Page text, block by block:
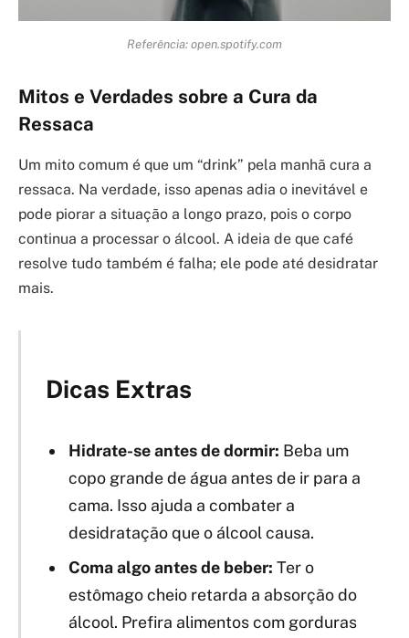
Referência: open.spotify.com
Mitos e Verdades sobre a Cura da
Ressaca
Um mito comum é que um “drink” pela manhã cura a
ressaca. Na verdade, isso apenas adia o inevitável e
pode piorar a situação a longo prazo, pois o corpo
continua a processar o álcool. A ideia de que café
resolve tudo também é falha; ele pode até desidratar
mais.
Dicas Extras
Hidrate-se antes de dormir: Beba um
copo grande de água antes de ir para a
cama. Isso ajuda a combater a
desidratação que o álcool causa.
Coma algo antes de beber: Ter o
estômago cheio retarda a absorção do
álcool. Prefira alimentos com gorduras